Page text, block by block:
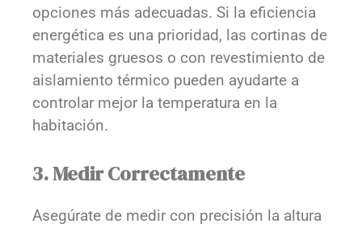
opciones más adecuadas. Si la eficiencia
energética es una prioridad, las cortinas de
materiales gruesos o con revestimiento de
aislamiento térmico pueden ayudarte a
controlar mejor la temperatura en la
habitación.
3. Medir Correctamente
Asegúrate de medir con precisión la altura